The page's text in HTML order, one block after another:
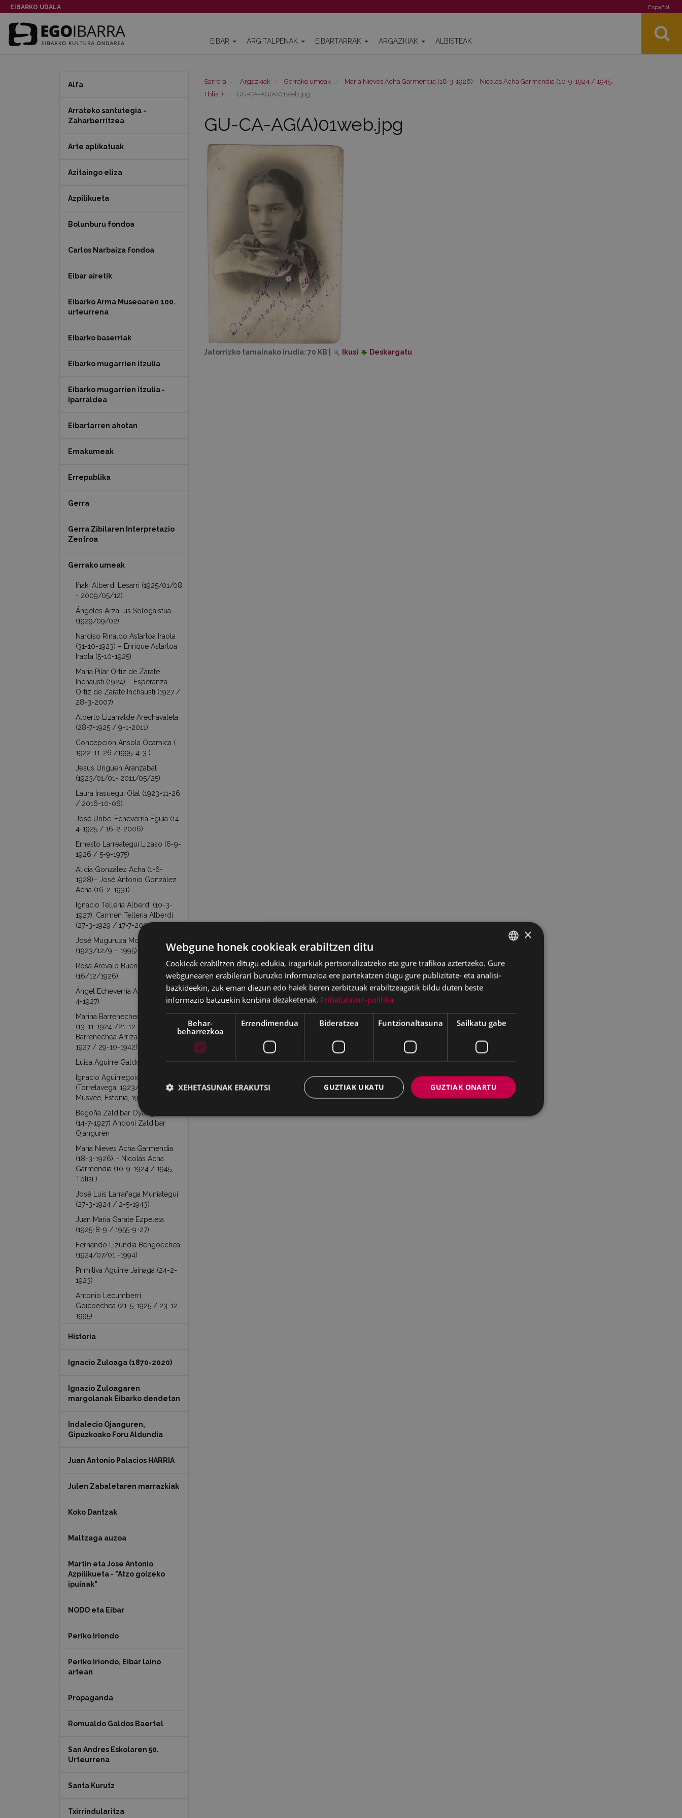
EIBARKO UDALA Español
EIBAR ARGITALPENAK EIBARTARRAK ARGAZKIAK ALBISTEAK
Sarrera Argazkiak Gerrako umeak
María Nieves Acha Garmendia (18-3-1926) – Nicolás Acha Garmendia (10-9-1924 / 1945,
Tblisi )
GU-CA-AG(A)01web.jpg
GU-CA-AG(A)01web.jpg
Jatorrizko tamainako irudia: 70 KB Ikusi Deskargatu
Alfa
Arrateko santutegia -
Zaharberritzea
Arte aplikatuak
Azitaingo eliza
Azpilikueta
Bolunburu fondoa
Carlos Narbaiza fondoa
Eibar airetik
Eibarko Arma Museoaren 100.
urteurrena
Eibarko baserriak
Eibarko mugarrien itzulia
Eibarko mugarrien itzulia -
Iparraldea
Eibartarren ahotan
Emakumeak
Errepublika
Gerra
Gerra Zibilaren Interpretazio
Zentroa
Gerrako umeak
Iñaki Alberdi Lesarri (1925/01/08
- 2009/05/12)
Ángeles Arzallus Sologaistua
(1929/09/02)
Narciso Rinaldo Astarloa Iraola
(31-10-1923) – Enrique Astarloa
Iraola (5-10-1925)
Maria Pilar Ortiz de Zárate
Inchausti (1924) – Esperanza
Ortiz de Zárate Inchausti (1927 /
28-3-2007)
Alberto Lizarralde Arechavaleta
(28-7-1925 / 9-1-2011)
Concepción Ansola Ocamica (
1922-11-26 /1995-4-3 )
Jesús Uriguen Aranzabal
(1923/01/01- 2011/05/25)
Laura Irasuegui Otal (1923-11-26
/ 2016-10-06)
José Uribe-Echeverría Eguía (14-
4-1925 / 16-2-2006)
Ernesto Larreategui Lizaso (6-9-
1926 / 5-9-1975)
Alicia González Acha (1-6-
1928)– José Antonio González
Acha (16-2-1931)
Ignacio Telleria Alberdi (10-3-
1927); Carmen Telleria Alberdi
(27-3-1929 / 17-7-2003)
José Muguruza Mondragón
(1923/12/9 – 1995)
Rosa Arevalo Buendía
(16/12/1926)
Ángel Echeverría Aranzábal (16-
4-1927)
Marina Barrenechea Arrizabalaga
(13-11-1924 /21-12-1953)- Jesús
Barrenechea Arrizabalaga (26-1-
1927 / 29-10-1942)
Luisa Aguirre Galdona (7-9-1927)
Ignacio Aguirregoicoa Benito
(Torrelavega, 1923/02/21 –
Musvee, Estonia, 1944/03/09)
Begoña Zaldibar Oyanguren
(14-7-1927) Andoni Zaldibar
Ojanguren
María Nieves Acha Garmendia
(18-3-1926) – Nicolás Acha
Garmendia (10-9-1924 / 1945,
Tblisi )
José Luis Larrañaga Muniategui
(27-3-1924 / 2-5-1943)
Juan Maria Garate Ezpeleta
(1925-8-9 / 1955-9-27)
Fernando Lizundia Bengoechea
(1924/07/01 -1994)
Primitiva Aguirre Jainaga (24-2-
1923)
Antonio Lecumberri
Goicoechea (21-5-1925 / 23-12-
1995)
Historia
Ignacio Zuloaga (1870-2020)
Ignazio Zuloagaren
margolanak Eibarko dendetan
Indalecio Ojanguren,
Gipuzkoako Foru Aldundia
Juan Antonio Palacios HARRIA
Julen Zabaletaren marrazkiak
Koko Dantzak
Maltzaga auzoa
Martin eta Jose Antonio
Azpilikueta - "Atzo goizeko
ipuinak"
NODO eta Eibar
Periko Iriondo
Periko Iriondo, Eibar laino
artean
Propaganda
Romualdo Galdos Baertel
San Andres Eskolaren 50.
Urteurrena
Santa Kurutz
Txirrindularitza
BASQUE
SPANISH
×
Webgune honek cookieak erabiltzen ditu
Cookieak erabiltzen ditugu edukia, iragarkiak pertsonalizatzeko eta gure trafikoa aztertzeko. Gure
webgunearen erabilerari buruzko informazioa ere partekatzen dugu gure publizitate- eta analisi-
bazkideekin, zuk eman diezun edo haiek beren zerbitzuak erabiltzeagatik bildu duten beste
informazio batzuekin konbina dezaketenak. Pribatutasun-politika
Behar-
beharrezkoa
Errendimendua Bideratzea Funtzionaltasuna Sailkatu gabe
GUZTIAK ONARTU
GUZTIAK UKATU
XEHETASUNAK ERAKUTSI